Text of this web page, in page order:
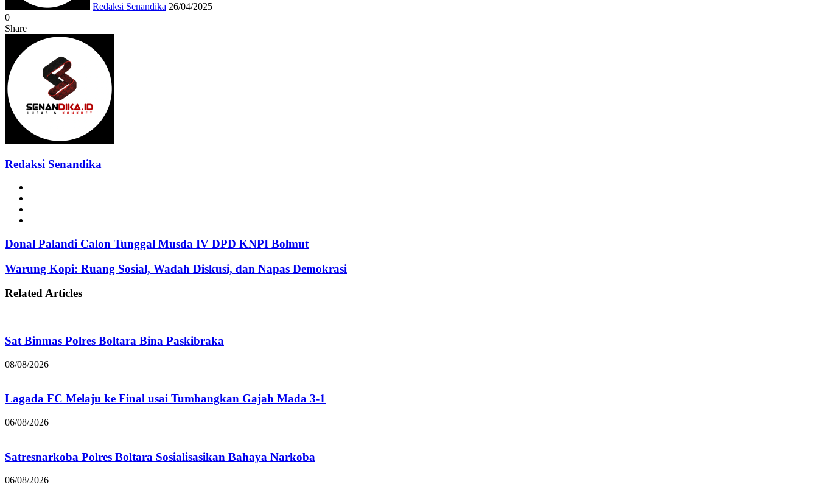
Redaksi Senandika 26/04/2025
0
Share
Facebook
Messenger
Messenger
WhatsApp
Telegram
Redaksi Senandika
Donal Palandi Calon Tunggal Musda IV DPD KNPI Bolmut
Warung Kopi: Ruang Sosial, Wadah Diskusi, dan Napas Demokrasi
Related Articles
Sat Binmas Polres Boltara Bina Paskibraka
08/08/2026
Lagada FC Melaju ke Final usai Tumbangkan Gajah Mada 3-1
06/08/2026
Satresnarkoba Polres Boltara Sosialisasikan Bahaya Narkoba
06/08/2026